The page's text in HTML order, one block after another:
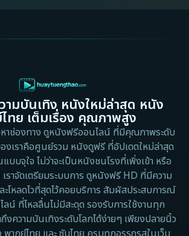
ามบันเทิง หนังใหม่ล่าสุด หนัง
ทย เต็มเรื่อง คุณภาพสูง
าช่องทาง ดูหนังฟรีออนไลน์ ที่มีคุณภาพระดับ
งเราคือศูนย์รวม หนังดูฟรี ที่อัปเดตใหม่ล่าสุด
บจุใจ ไม่ว่าจะเป็นหนังชนโรงที่เพิ่งเข้า หรือ
ราจัดเตรียมระบบการ ดูหนังฟรี HD ที่มีความ
โหลดไวที่สุดไว้คอยบริการ สัมผัสประสบการณ์
น์ ที่ไหลลื่นไม่มีสะดุด รองรับการใช้งานทุก
ความบันเทิงระดับโลกได้ง่ายๆ เพียงปลายนิ้ว